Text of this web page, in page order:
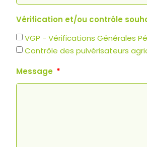
Vérification et/ou contrôle
VGP - Vérifications Générales
Contrôle des pulvérisateurs
Message